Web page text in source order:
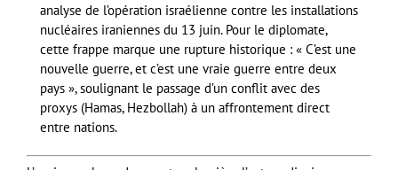
analyse de l’opération israélienne contre les installations
nucléaires iraniennes du 13 juin. Pour le diplomate,
cette frappe marque une rupture historique : « C’est une
nouvelle guerre, et c’est une vraie guerre entre deux
pays », soulignant le passage d’un conflit avec des
proxys (Hamas, Hezbollah) à un affrontement direct
entre nations.